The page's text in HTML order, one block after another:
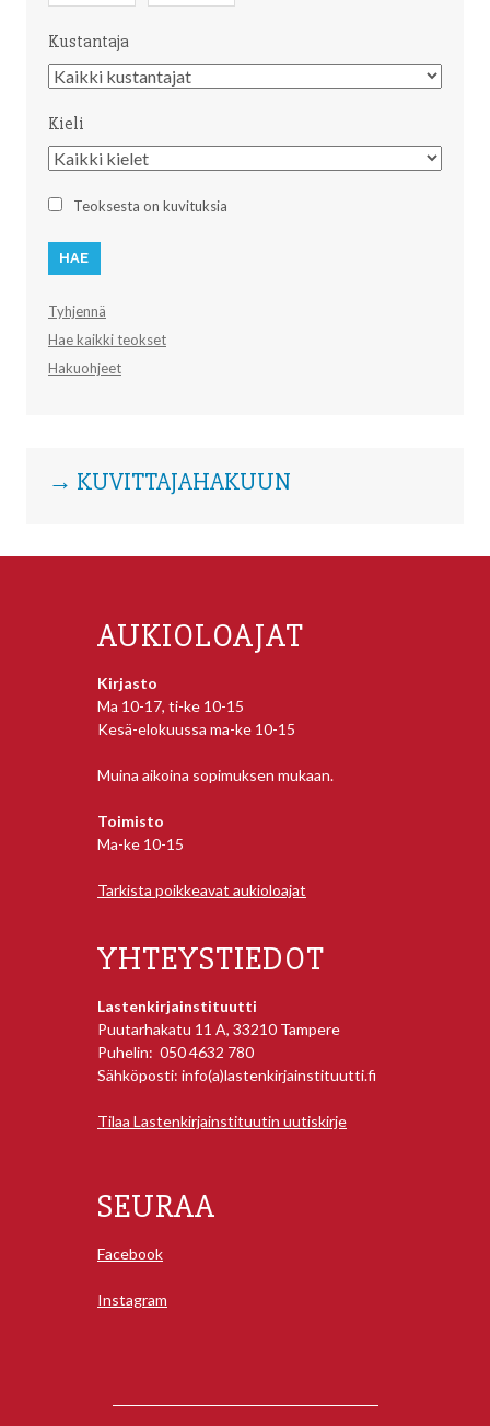
Kustantaja
Kustantaja
Kieli
Kieli
Teoksesta on kuvituksia
Tyhjennä
Hae kaikki teokset
Hakuohjeet
→ KUVITTAJAHAKUUN
AUKIOLOAJAT
Kirjasto
Ma 10-17, ti-ke 10-15
Kesä-elokuussa ma-ke 10-15
Muina aikoina sopimuksen mukaan.
Toimisto
Ma-ke 10-15
Tarkista poikkeavat aukioloajat
YHTEYSTIEDOT
Lastenkirjainstituutti
Puutarhakatu 11 A, 33210 Tampere
Puhelin: 050 4632 780
Sähköposti: info(a)lastenkirjainstituutti.fi
Tilaa Lastenkirjainstituutin uutiskirje
SEURAA
Facebook
Instagram